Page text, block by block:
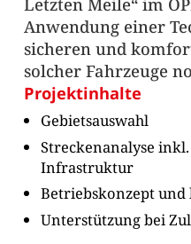
Anwendung einer
sicheren und
solcher Fahrzeuge
Projektinhalte
Gebietsauswahl
Streckenanalyse
Infrastruktur
Betriebskonzept
Unterstützung bei